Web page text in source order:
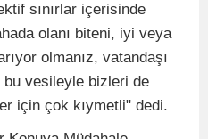
sınırlar içerisinde
olanı biteni, iyi veya
olmanız, vatandaşı
bu vesileyle bizleri de
için çok kıymetli" dedi.